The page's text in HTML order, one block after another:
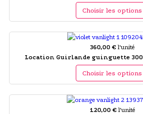
Choisir les options
360,00 € l'unité
Location Guirlande guinguette 300
Choisir les options
120,00 € l'unité